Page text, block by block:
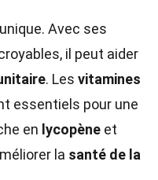
Avec ses
il peut aider
. Les vitamines
essentiels pour une
en lycopène et
la santé de la